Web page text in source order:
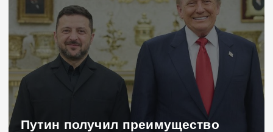
Путин получил преимущество